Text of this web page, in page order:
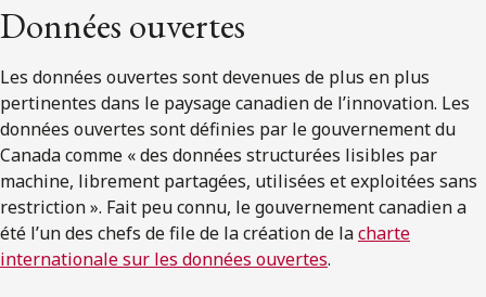
Données ouvertes
Les données ouvertes sont devenues de plus en plus
pertinentes dans le paysage canadien de l’innovation. Les
données ouvertes sont définies par le gouvernement du
Canada comme « des données structurées lisibles par
machine, librement partagées, utilisées et exploitées sans
restriction ». Fait peu connu, le gouvernement canadien a
été l’un des chefs de file de la création de lacharte
internationale sur les données ouvertes.